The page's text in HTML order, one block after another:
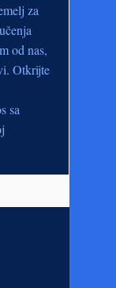
za
od nas,
Otkrijte
sa